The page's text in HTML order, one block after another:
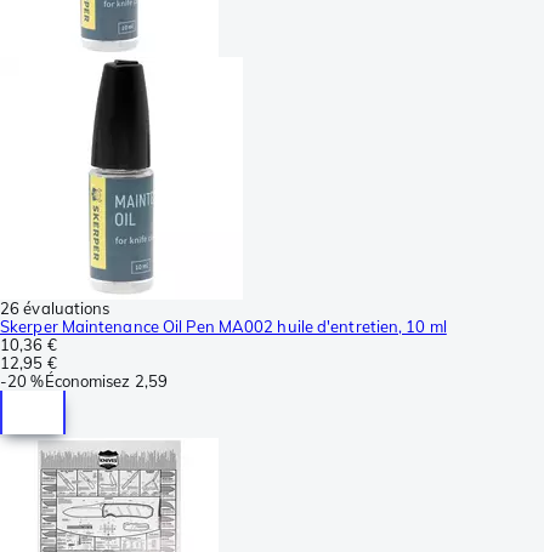
26 évaluations
Skerper Maintenance Oil Pen MA002 huile d'entretien, 10 ml
10,36 €
12,95 €
-20 %Économisez 2,59